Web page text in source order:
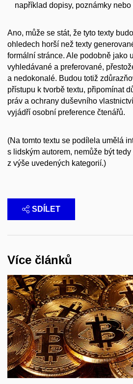
například dopisy, poznámky nebo
Ano, může se stát, že tyto texty
ohledech horší než texty
formální stránce. Ale podobně jako
vyhledávané a preferované,
a nedokonalé. Budou totiž
přístupu k tvorbě textu, připomínat
práv a ochrany duševního
vyjádří osobní preference čtenářů.
(Na tomto textu se podílela umělá
s lidským autorem, nemůže být
z výše uvedených kategorií.)
SDÍLET
Více článků